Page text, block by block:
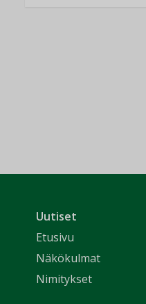
Uutiset
Etusivu
Näkökulmat
Nimitykset